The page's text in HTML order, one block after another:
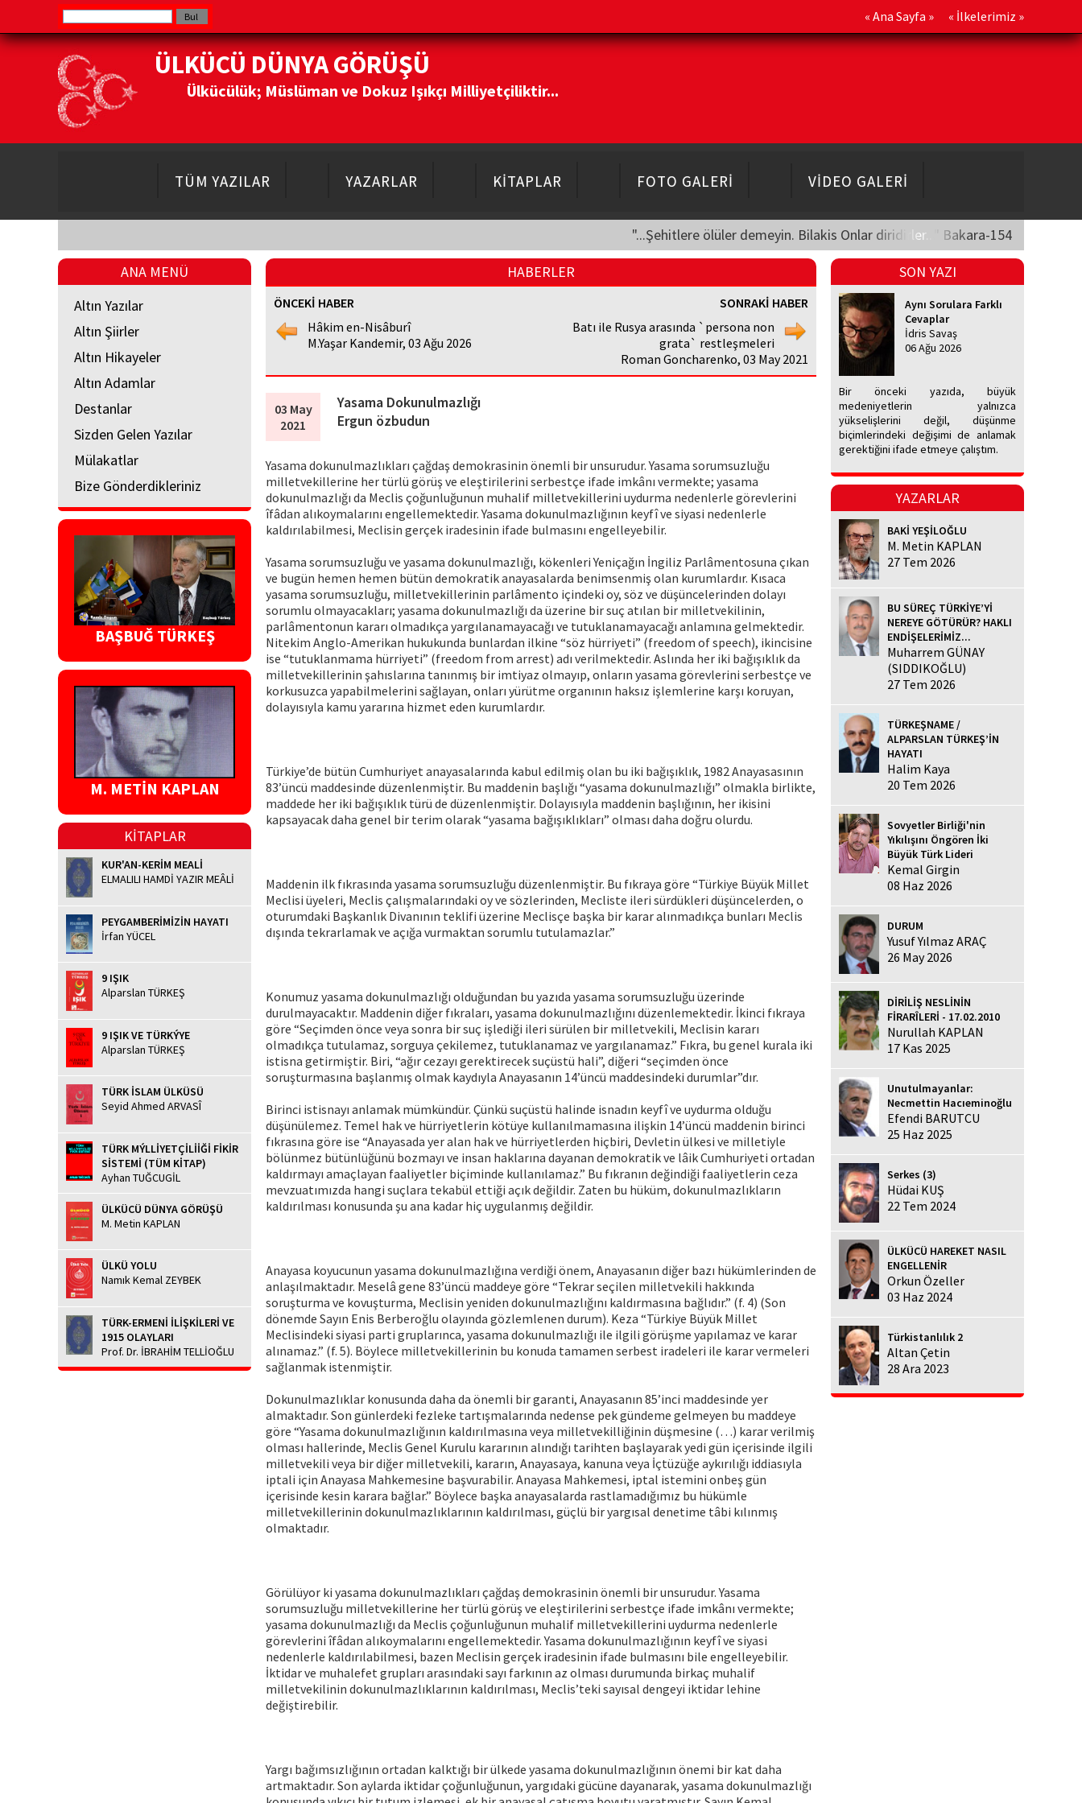
« Ana Sayfa » « İlkelerimiz »
ÜLKÜCÜ DÜNYA GÖRÜŞÜ
Ülkücülük; Müslüman ve Dokuz Işıkçı Milliyetçiliktir...
TÜM YAZILAR YAZARLAR KİTAPLAR FOTO GALERİ VİDEO GALERİ
"...Şehitlere ölüler demeyin. Bilakis Onlar diridirler..." Bakara-154
ANA MENÜ
Altın Yazılar
Altın Şiirler
Altın Hikayeler
Altın Adamlar
Destanlar
Sizden Gelen Yazılar
Mülakatlar
Bize Gönderdikleriniz
BAŞBUĞ TÜRKEŞ
M. METİN KAPLAN
KİTAPLAR
KUR'AN-KERİM MEALİ
ELMALILI HAMDİ YAZIR MEÂLİ
PEYGAMBERİMİZİN HAYATI
İrfan YÜCEL
9 IŞIK
Alparslan TÜRKEŞ
9 IŞIK VE TÜRKÝYE
Alparslan TÜRKEŞ
TÜRK İSLAM ÜLKÜSÜ
Seyid Ahmed ARVASÎ
TÜRK MÝLLİYETÇİLİİĞİ FİKİR
SİSTEMİ (TÜM KİTAP)
Ayhan TUĞCUGİL
ÜLKÜCÜ DÜNYA GÖRÜŞÜ
M. Metin KAPLAN
ÜLKÜ YOLU
Namık Kemal ZEYBEK
TÜRK-ERMENİ İLİŞKİLERİ VE
1915 OLAYLARI
Prof. Dr. İBRAHİM TELLİOĞLU
HABERLER
ÖNCEKİ HABER
Hâkim en-Nisâburî
M.Yaşar Kandemir, 03 Ağu 2026
SONRAKİ HABER
Batı ile Rusya arasında `persona non
grata` restleşmeleri
Roman Goncharenko, 03 May 2021
03 May
2021
Yasama Dokunulmazlığı
Ergun özbudun
Yasama dokunulmazlıkları çağdaş demokrasinin önemli bir unsurudur. Yasama sorumsuzluğu
milletvekillerine her türlü görüş ve eleştirilerini serbestçe ifade imkânı vermekte; yasama
dokunulmazlığı da Meclis çoğunluğunun muhalif milletvekillerini uydurma nedenlerle görevlerini
îfâdan alıkoymalarını engellemektedir. Yasama dokunulmazlığının keyfî ve siyasi nedenlerle
kaldırılabilmesi, Meclisin gerçek iradesinin ifade bulmasını engelleyebilir.
Yasama sorumsuzluğu ve yasama dokunulmazlığı, kökenleri Yeniçağın İngiliz Parlâmentosuna çıkan
ve bugün hemen hemen bütün demokratik anayasalarda benimsenmiş olan kurumlardır. Kısaca
yasama sorumsuzluğu, milletvekillerinin parlâmento içindeki oy, söz ve düşüncelerinden dolayı
sorumlu olmayacakları; yasama dokunulmazlığı da üzerine bir suç atılan bir milletvekilinin,
parlâmentonun kararı olmadıkça yargılanamayacağı ve tutuklanamayacağı anlamına gelmektedir.
Nitekim Anglo-Amerikan hukukunda bunlardan ilkine “söz hürriyeti” (freedom of speech), ikincisine
ise “tutuklanmama hürriyeti” (freedom from arrest) adı verilmektedir. Aslında her iki bağışıklık da
milletvekillerinin şahıslarına tanınmış bir imtiyaz olmayıp, onların yasama görevlerini serbestçe ve
korkusuzca yapabilmelerini sağlayan, onları yürütme organının haksız işlemlerine karşı koruyan,
dolayısıyla kamu yararına hizmet eden kurumlardır.
Türkiye’de bütün Cumhuriyet anayasalarında kabul edilmiş olan bu iki bağışıklık, 1982 Anayasasının
83’üncü maddesinde düzenlenmiştir. Bu maddenin başlığı “yasama dokunulmazlığı” olmakla birlikte,
maddede her iki bağışıklık türü de düzenlenmiştir. Dolayısıyla maddenin başlığının, her ikisini
kapsayacak daha genel bir terim olarak “yasama bağışıklıkları” olması daha doğru olurdu.
Maddenin ilk fıkrasında yasama sorumsuzluğu düzenlenmiştir. Bu fıkraya göre “Türkiye Büyük Millet
Meclisi üyeleri, Meclis çalışmalarındaki oy ve sözlerinden, Mecliste ileri sürdükleri düşüncelerden, o
oturumdaki Başkanlık Divanının teklifi üzerine Meclisçe başka bir karar alınmadıkça bunları Meclis
dışında tekrarlamak ve açığa vurmaktan sorumlu tutulamazlar.”
Konumuz yasama dokunulmazlığı olduğundan bu yazıda yasama sorumsuzluğu üzerinde
durulmayacaktır. Maddenin diğer fıkraları, yasama dokunulmazlığını düzenlemektedir. İkinci fıkraya
göre “Seçimden önce veya sonra bir suç işlediği ileri sürülen bir milletvekili, Meclisin kararı
olmadıkça tutulamaz, sorguya çekilemez, tutuklanamaz ve yargılanamaz.” Fıkra, bu genel kurala iki
istisna getirmiştir. Biri, “ağır cezayı gerektirecek suçüstü hali”, diğeri “seçimden önce
soruşturmasına başlanmış olmak kaydıyla Anayasanın 14’üncü maddesindeki durumlar”dır.
Birinci istisnayı anlamak mümkündür. Çünkü suçüstü halinde isnadın keyfî ve uydurma olduğu
düşünülemez. Temel hak ve hürriyetlerin kötüye kullanılmamasına ilişkin 14’üncü maddenin birinci
fıkrasına göre ise “Anayasada yer alan hak ve hürriyetlerden hiçbiri, Devletin ülkesi ve milletiyle
bölünmez bütünlüğünü bozmayı ve insan haklarına dayanan demokratik ve lâik Cumhuriyeti ortadan
kaldırmayı amaçlayan faaliyetler biçiminde kullanılamaz.” Bu fıkranın değindiği faaliyetlerin ceza
mevzuatımızda hangi suçlara tekabül ettiği açık değildir. Zaten bu hüküm, dokunulmazlıkların
kaldırılması konusunda şu ana kadar hiç uygulanmış değildir.
Anayasa koyucunun yasama dokunulmazlığına verdiği önem, Anayasanın diğer bazı hükümlerinden de
anlaşılmaktadır. Meselâ gene 83’üncü maddeye göre “Tekrar seçilen milletvekili hakkında
soruşturma ve kovuşturma, Meclisin yeniden dokunulmazlığını kaldırmasına bağlıdır.” (f. 4) (Son
dönemde Sayın Enis Berberoğlu olayında gözlemlenen durum). Keza “Türkiye Büyük Millet
Meclisindeki siyasi parti gruplarınca, yasama dokunulmazlığı ile ilgili görüşme yapılamaz ve karar
alınamaz.” (f. 5). Böylece milletvekillerinin bu konuda tamamen serbest iradeleri ile karar vermeleri
sağlanmak istenmiştir.
Dokunulmazlıklar konusunda daha da önemli bir garanti, Anayasanın 85’inci maddesinde yer
almaktadır. Son günlerdeki fezleke tartışmalarında nedense pek gündeme gelmeyen bu maddeye
göre “Yasama dokunulmazlığının kaldırılmasına veya milletvekilliğinin düşmesine (…) karar verilmiş
olması hallerinde, Meclis Genel Kurulu kararının alındığı tarihten başlayarak yedi gün içerisinde ilgili
milletvekili veya bir diğer milletvekili, kararın, Anayasaya, kanuna veya İçtüzüğe aykırılığı iddiasıyla
iptali için Anayasa Mahkemesine başvurabilir. Anayasa Mahkemesi, iptal istemini onbeş gün
içerisinde kesin karara bağlar.” Böylece başka anayasalarda rastlamadığımız bu hükümle
milletvekillerinin dokunulmazlıklarının kaldırılması, güçlü bir yargısal denetime tâbi kılınmış
olmaktadır.
Görülüyor ki yasama dokunulmazlıkları çağdaş demokrasinin önemli bir unsurudur. Yasama
sorumsuzluğu milletvekillerine her türlü görüş ve eleştirilerini serbestçe ifade imkânı vermekte;
yasama dokunulmazlığı da Meclis çoğunluğunun muhalif milletvekillerini uydurma nedenlerle
görevlerini îfâdan alıkoymalarını engellemektedir. Yasama dokunulmazlığının keyfî ve siyasi
nedenlerle kaldırılabilmesi, bazen Meclisin gerçek iradesinin ifade bulmasını bile engelleyebilir.
İktidar ve muhalefet grupları arasındaki sayı farkının az olması durumunda birkaç muhalif
milletvekilinin dokunulmazlıklarının kaldırılması, Meclis’teki sayısal dengeyi iktidar lehine
değiştirebilir.
Yargı bağımsızlığının ortadan kalktığı bir ülkede yasama dokunulmazlığının önemi bir kat daha
artmaktadır. Son aylarda iktidar çoğunluğunun, yargıdaki gücüne dayanarak, yasama dokunulmazlığı
SON YAZI
Aynı Sorulara Farklı
Cevaplar
İdris Savaş
06 Ağu 2026
Bir önceki yazıda, büyük
medeniyetlerin yalnızca
yükselişlerini değil, düşünme
biçimlerindeki değişimi de anlamak
gerektiğini ifade etmeye çalıştım.
YAZARLAR
BAKİ YEŞİLOĞLU
M. Metin KAPLAN
27 Tem 2026
BU SÜREÇ TÜRKİYE’Yİ
NEREYE GÖTÜRÜR? HAKLI
ENDİŞELERİMİZ...
Muharrem GÜNAY
(SIDDIKOĞLU)
27 Tem 2026
TÜRKEŞNAME /
ALPARSLAN TÜRKEŞ’İN
HAYATI
Halim Kaya
20 Tem 2026
Sovyetler Birliği'nin
Yıkılışını Öngören İki
Büyük Türk Lideri
Kemal Girgin
08 Haz 2026
DURUM
Yusuf Yılmaz ARAÇ
26 May 2026
DİRİLİŞ NESLİNİN
FİRARÎLERİ - 17.02.2010
Nurullah KAPLAN
17 Kas 2025
Unutulmayanlar:
Necmettin Hacıeminoğlu
Efendi BARUTCU
25 Haz 2025
Serkes (3)
Hüdai KUŞ
22 Tem 2024
ÜLKÜCÜ HAREKET NASIL
ENGELLENİR
Orkun Özeller
03 Haz 2024
Türkistanlılık 2
Altan Çetin
28 Ara 2023